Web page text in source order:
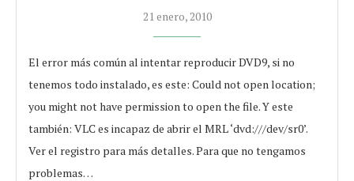
21 enero, 2010
El error más común al intentar reproducir DVD9, si no
tenemos todo instalado, es este: Could not open location;
you might not have permission to open the file. Y este
también: VLC es incapaz de abrir el MRL ‘dvd:///dev/sr0’.
Ver el registro para más detalles. Para que no tengamos
problemas…